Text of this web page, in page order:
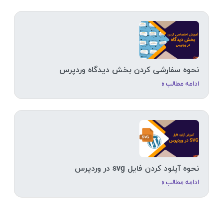
نحوه سفارشی کردن بخش دیدگاه وردپرس
ادامه مطالب »
نحوه آپلود کردن فایل svg در وردپرس
ادامه مطالب »